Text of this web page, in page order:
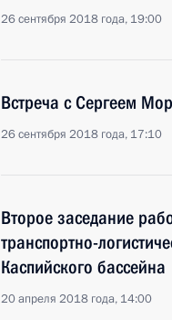
26 сентября 2018 года, 19:00
Встреча с Сергеем
26 сентября 2018 года, 17:10
Второе заседание
транспортно-
Каспийского бассейна
20 апреля 2018 года, 14:00